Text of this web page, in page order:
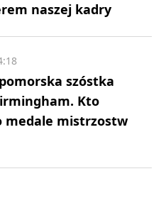
naszej kadry
szóstka
Kto
medale mistrzostw